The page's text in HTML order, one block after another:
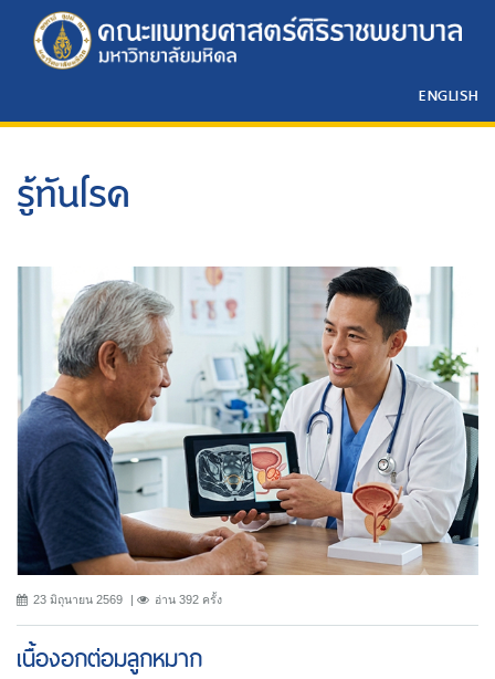
ENGLISH
รู้ทันโรค
23 มิถุนายน 2569 อ่าน 392 ครั้ง
เนื้องอกต่อมลูกหมาก